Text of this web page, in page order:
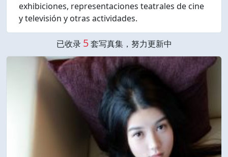
exhibiciones, representaciones teatrales de cine
y televisión y otras actividades.
已收录 5套写真集，努力更新中